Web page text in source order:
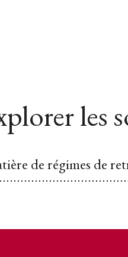
les
de régimes de